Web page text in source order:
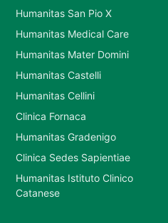
Humanitas San Pio X
Humanitas Medical Care
Humanitas Mater Domini
Humanitas Castelli
Humanitas Cellini
Clinica Fornaca
Humanitas Gradenigo
Clinica Sedes Sapientiae
Humanitas Istituto Clinico
Catanese